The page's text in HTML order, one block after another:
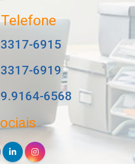
Telefone
6915
6919
6568